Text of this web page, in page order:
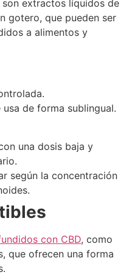
son extractos líquidos de
gotero, que pueden ser
a alimentos y
de forma sublingual.
una dosis baja y
según la concentración
con CBD, como
que ofrecen una forma